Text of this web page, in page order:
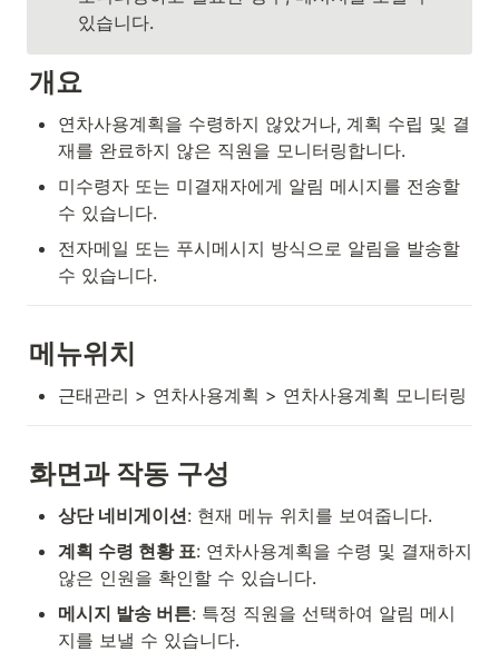
있습니다.
개요
연차사용계획을 수령하지 않았거나, 계획 수립 및 결
재를 완료하지 않은 직원을 모니터링합니다.
미수령자 또는 미결재자에게 알림 메시지를 전송할
수 있습니다.
전자메일 또는 푸시메시지 방식으로 알림을 발송할
수 있습니다.
메뉴위치
근태관리 > 연차사용계획 > 연차사용계획 모니터링
화면과 작동 구성
상단 네비게이션: 현재 메뉴 위치를 보여줍니다.
계획 수령 현황 표: 연차사용계획을 수령 및 결재하지
않은 인원을 확인할 수 있습니다.
메시지 발송 버튼: 특정 직원을 선택하여 알림 메시
지를 보낼 수 있습니다.